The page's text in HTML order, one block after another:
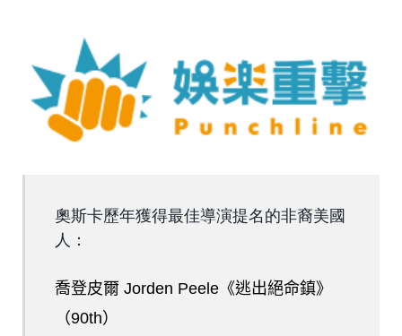
奧斯卡歷年獲得最佳導演提名的非裔美國
人：
喬登皮爾 Jorden Peele《逃出絕命鎮》
（90th）